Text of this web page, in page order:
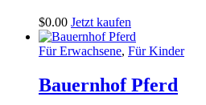
$0.00 Jetzt kaufen
Für Erwachsene, Für Kinder
Bauernhof Pferd